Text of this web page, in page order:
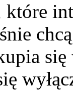
które